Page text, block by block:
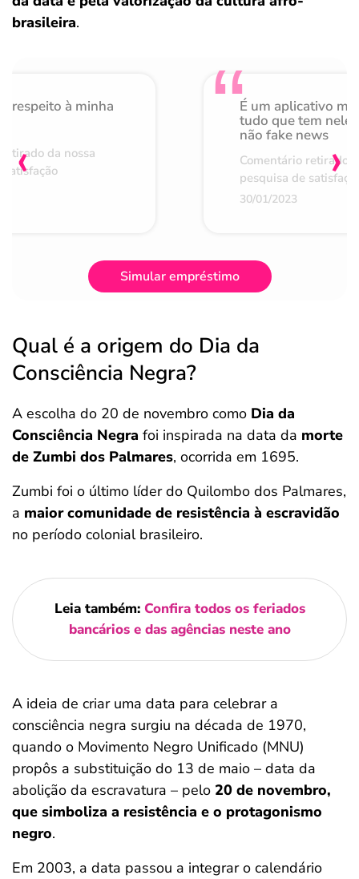
brasileira.
respeito à minha
da nossa
É um aplicativo
tudo que tem nele
não fake news
Comentário retirado
pesquisa de
30/01/2023
‹ ›
Simular empréstimo
Qual é a origem do Dia da
Consciência Negra?
A escolha do 20 de novembro como Dia da
Consciência Negra foi inspirada na data da morte
de Zumbi dos Palmares, ocorrida em 1695.
Zumbi foi o último líder do Quilombo dos Palmares,
a maior comunidade de resistência à escravidão
no período colonial brasileiro.
Leia também: Confira todos os feriados
bancários e das agências neste ano
A ideia de criar uma data para celebrar a
consciência negra surgiu na década de 1970,
quando o Movimento Negro Unificado (MNU)
propôs a substituição do 13 de maio – data da
abolição da escravatura – pelo 20 de novembro,
que simboliza a resistência e o protagonismo
negro.
Em 2003, a data passou a integrar o calendário